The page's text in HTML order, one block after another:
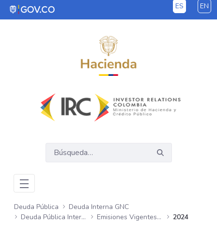
Saltar al contenido principal ES EN
Deuda Pública
Deuda Interna GNC
Deuda Pública Interna GNC
Emisiones Vigentes Semanales 2024